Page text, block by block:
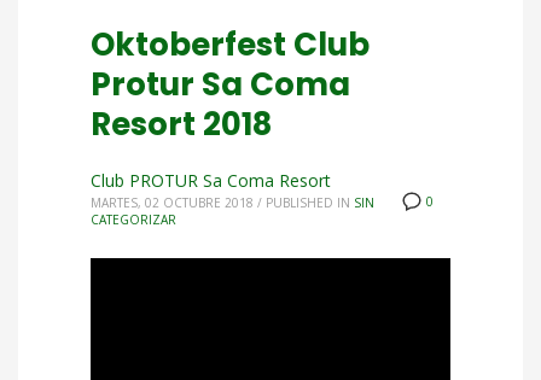
Oktoberfest Club
Protur Sa Coma
Resort 2018
0
Club PROTUR Sa Coma Resort
MARTES, 02 OCTUBRE 2018 / PUBLISHED IN SIN
CATEGORIZAR